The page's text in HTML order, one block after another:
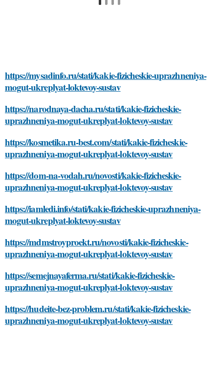
https://mysadinfo.ru/stati/kakie-fizicheskie-uprazhneniya-
mogut-ukreplyat-loktevoy-sustav
https://narodnaya-dacha.ru/stati/kakie-fizicheskie-
uprazhneniya-mogut-ukreplyat-loktevoy-sustav
https://kosmetika.ru-best.com/stati/kakie-fizicheskie-
uprazhneniya-mogut-ukreplyat-loktevoy-sustav
https://dom-na-vodah.ru/novosti/kakie-fizicheskie-
uprazhneniya-mogut-ukreplyat-loktevoy-sustav
https://iamledi.info/stati/kakie-fizicheskie-uprazhneniya-
mogut-ukreplyat-loktevoy-sustav
https://mdmstroyproekt.ru/novosti/kakie-fizicheskie-
uprazhneniya-mogut-ukreplyat-loktevoy-sustav
https://semejnayaferma.ru/stati/kakie-fizicheskie-
uprazhneniya-mogut-ukreplyat-loktevoy-sustav
https://hudeite-bez-problem.ru/stati/kakie-fizicheskie-
uprazhneniya-mogut-ukreplyat-loktevoy-sustav